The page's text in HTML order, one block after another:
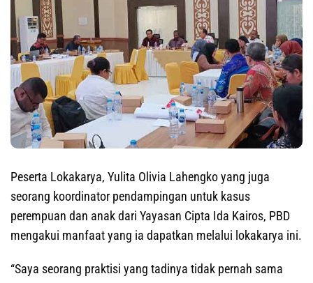
Peserta Lokakarya, Yulita Olivia Lahengko yang juga
seorang koordinator pendampingan untuk kasus
perempuan dan anak dari Yayasan Cipta Ida Kairos, PBD
mengakui manfaat yang ia dapatkan melalui lokakarya ini.
“Saya seorang praktisi yang tadinya tidak pernah sama